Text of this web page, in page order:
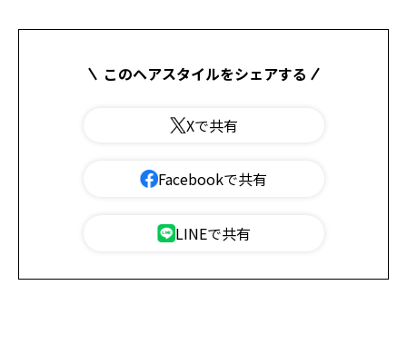
このヘアスタイルをシェアする
Xで共有
Facebookで共有
LINEで共有